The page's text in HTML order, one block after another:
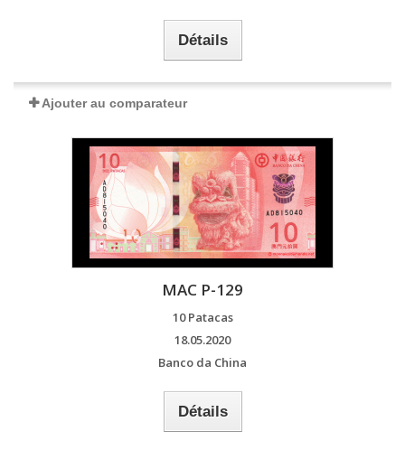
Détails
Ajouter au comparateur
MAC P-129
10 Patacas
18.05.2020
Banco da China
Détails